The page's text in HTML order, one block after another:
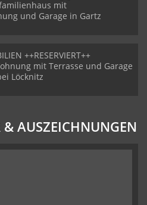
mit
und Garage in Gartz
++RESERVIERT++
mit Terrasse und Garage
Löcknitz
& AUSZEICHNUNGEN